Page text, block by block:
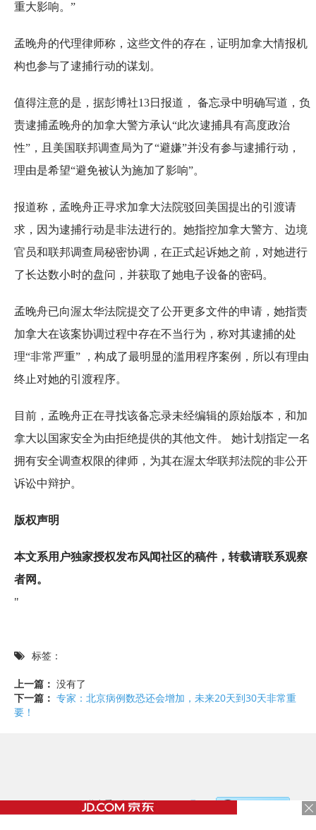
重大影响。”
孟晚舟的代理律师称，这些文件的存在，证明加拿大情报机
构也参与了逮捕行动的谋划。
值得注意的是，据彭博社13日报道， 备忘录中明确写道，负
责逮捕孟晚舟的加拿大警方承认“此次逮捕具有高度政治
性”，且美国联邦调查局为了“避嫌”并没有参与逮捕行动，
理由是希望“避免被认为施加了影响”。
报道称，孟晚舟正寻求加拿大法院驳回美国提出的引渡请
求，因为逮捕行动是非法进行的。她指控加拿大警方、边境
官员和联邦调查局秘密协调，在正式起诉她之前，对她进行
了长达数小时的盘问，并获取了她电子设备的密码。
孟晚舟已向渥太华法院提交了公开更多文件的申请，她指责
加拿大在该案协调过程中存在不当行为，称对其逮捕的处
理“非常严重” ，构成了最明显的滥用程序案例，所以有理由
终止对她的引渡程序。
目前，孟晚舟正在寻找该备忘录未经编辑的原始版本，和加
拿大以国家安全为由拒绝提供的其他文件。 她计划指定一名
拥有安全调查权限的律师，为其在渥太华联邦法院的非公开
诉讼中辩护。
版权声明
本文系用户独家授权发布风闻社区的稿件，转载请联系观察
者网。
"
标签：
上一篇： 没有了
下一篇： 专家：北京病例数恐还会增加，未来20天到30天非常重
要！
©2017 - 2020 / 信息看 /粤ICP备17153186号-2，